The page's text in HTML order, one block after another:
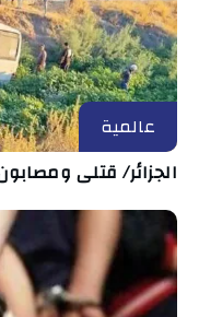
عالمية
الجزائر/ قتلى